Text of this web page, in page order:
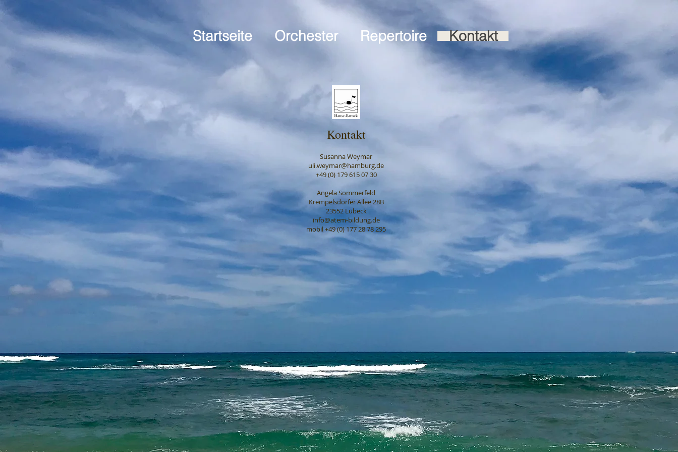
Startseite Orchester Repertoire Kontakt
Kontakt​
​SusannaWeymar
uli.weymar@hamburg.de
+49 (0) 179 615 07 30
Angela Sommerfeld
Krempelsdorfer Allee 28B
23552 Lübeck
info@atem-bildung.de
mobil +49 (0) 177 28 78 295